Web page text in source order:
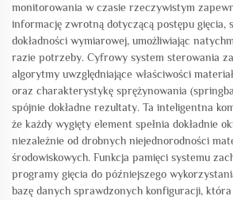
monitorowania w czasie rzeczywistym
informację zwrotną dotyczącą postępu gięcia,
dokładności wymiarowej, umożliwiając
razie potrzeby. Cyfrowy system sterowania
algorytmy uwzględniające właściwości
oraz charakterystykę sprężynowania
spójnie dokładne rezultaty. Ta inteligentna
że każdy wygięty element spełnia dokładnie
niezależnie od drobnych niejednorodności
środowiskowych. Funkcja pamięci systemu
programy gięcia do późniejszego
bazę danych sprawdzonych konfiguracji,